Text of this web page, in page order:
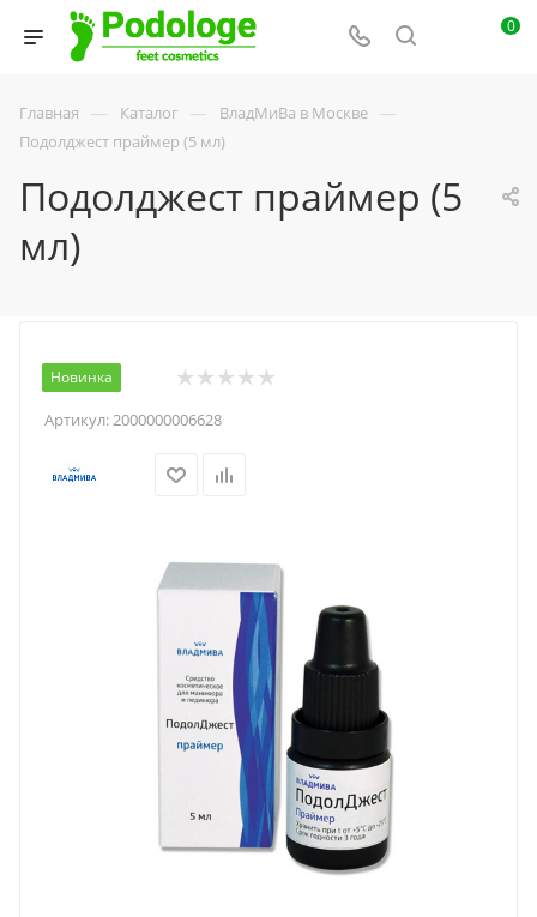
0
Главная — Каталог — ВладМиВа в Москве —
Подолджест праймер (5 мл)
Подолджест праймер (5
мл)
Новинка
Артикул:2000000006628